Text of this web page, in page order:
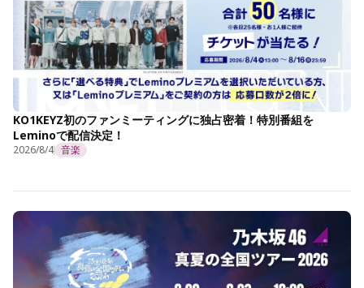
KO1KEYZ初のファンミーティングに独占密着！特別番組を
Leminoで配信決定！
2026/8/4 音楽